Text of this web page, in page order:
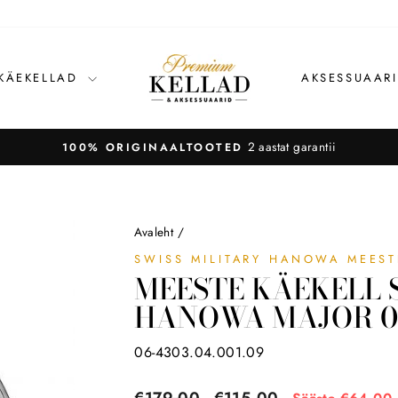
100% ORIGINAALTOOTED 2 aastat garantii
Avaleht /
SWISS MILITARY HANOWA
MEESTE
HANOWA MAJOR
06-4303.04.001.09